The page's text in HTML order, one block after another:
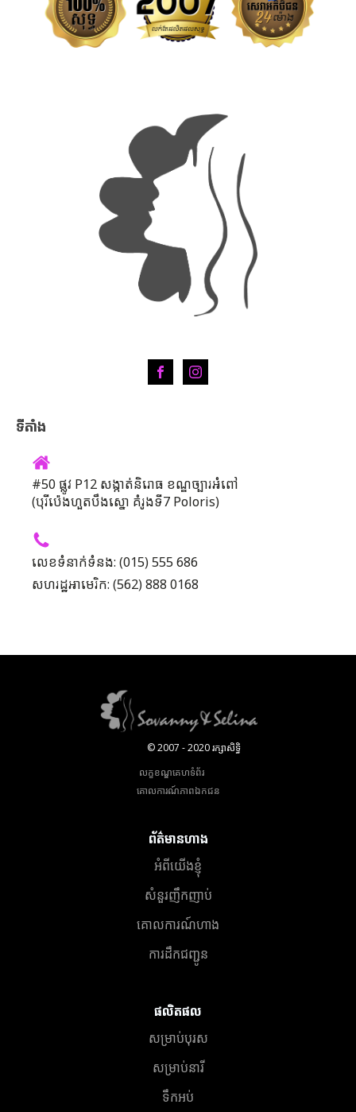
ទីតាំង
#50 ផ្លូវ P12 សង្កាត់និរោធ ខណ្ឌច្បារអំពៅ
(បុរីប៉េងហួតបឹងស្នោ គំរូងទី7 Poloris)
លេខទំនាក់ទំនង: (015) 555 686
សហរដ្ឋអាមេរិក: (562) 888 0168
© 2007 - 2020 រក្សាសិទ្ធិ
លក្ខខណ្ឌគេហទំព័រ
គោលការណ៍​ភាព​ឯកជន
ព័ត៌មានហាង
អំពីយើងខ្ញុំ
សំនួរញឹកញាប់
គោលការណ៍ហាង
ការដឹកជញ្ជូន
ផលិតផល
សម្រាប់បុរស
សម្រាប់នារី
ទឹកអប់